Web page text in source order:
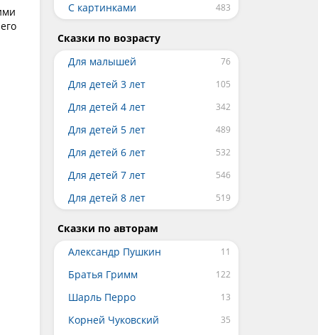
С картинками
Сказки по возрасту
Для малышей
Для детей 3 лет
Для детей 4 лет
Для детей 5 лет
Для детей 6 лет
Для детей 7 лет
Для детей 8 лет
Сказки по авторам
Александр Пушкин
Братья Гримм
Шарль Перро
Корней Чуковский